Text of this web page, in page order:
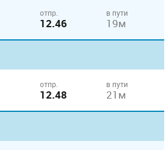
отпр.
12.46
в пути
19м
отпр.
12.48
в пути
21м